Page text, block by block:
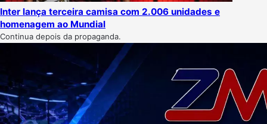
Inter lança terceira camisa com 2.006 unidades e
homenagem ao Mundial
Continua depois da propaganda.